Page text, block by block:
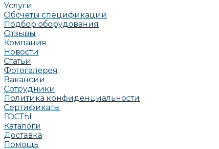
Услуги
Обсчеты спецификации
Подбор оборудования
Отзывы
Компания
Новости
Статьи
Фотогалерея
Вакансии
Сотрудники
Политика конфиденциальности
Сертификаты
ГОСТЫ
Каталоги
Доставка
Помощь